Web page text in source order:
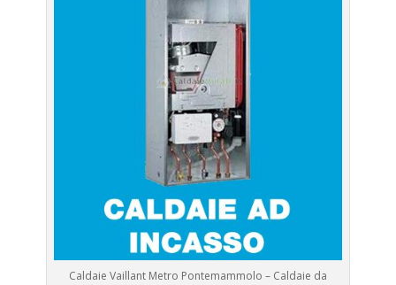
Caldaie Vaillant Metro Pontemammolo – Caldaie da